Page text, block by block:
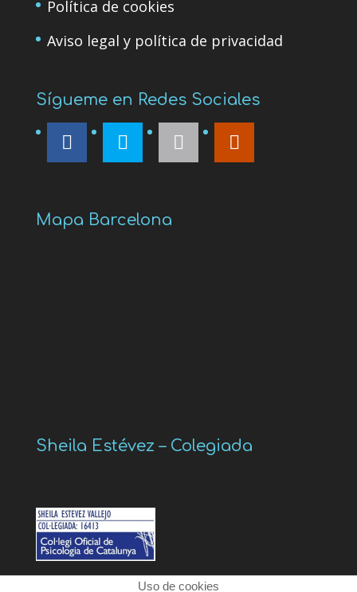
Política de cookies
Aviso legal y política de privacidad
Sígueme en Redes Sociales
Mapa Barcelona
Sheila Estévez – Colegiada
Uso de cookies